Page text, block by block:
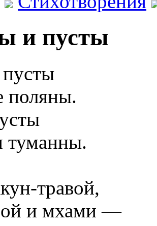
и пусты
поляны.
туманны.
травой,
и мхами —